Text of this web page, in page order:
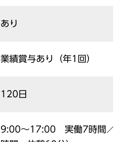
あり
業績賞与あり（年1回）
120日
9:00～17:00 実働7時間／1